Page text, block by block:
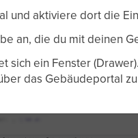
und aktiviere dort die
an, die du mit deinen
sich ein Fenster
das Gebäudeportal